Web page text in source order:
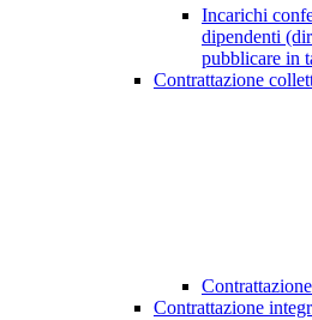
Incarichi
dipendenti
pubblicare in
Contrattazione
Contrattazione